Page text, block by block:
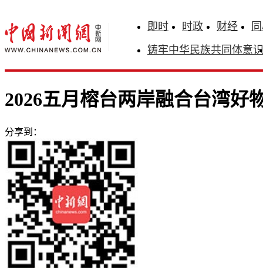
即时 时政 财经
铸牢中华民族共同体意识
2026五月榕台两岸融合台湾好
分享到：